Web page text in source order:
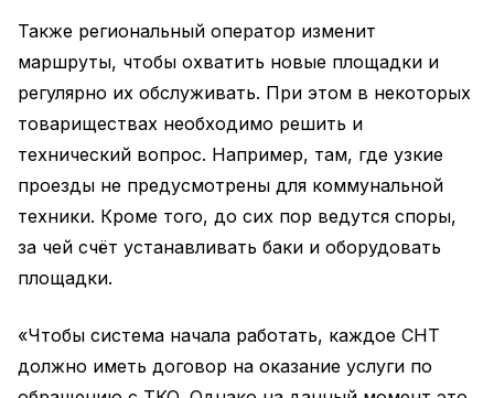
Также региональный оператор изменит
маршруты, чтобы охватить новые площадки и
регулярно их обслуживать. При этом в некоторых
товариществах необходимо решить и
технический вопрос. Например, там, где узкие
проезды не предусмотрены для коммунальной
техники. Кроме того, до сих пор ведутся споры,
за чей счёт устанавливать баки и оборудовать
площадки.
«Чтобы система начала работать, каждое СНТ
должно иметь договор на оказание услуги по